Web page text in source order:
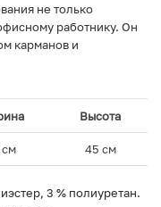
не только
работнику. Он
карманов и
Высота
см 45 см
3 % полиуретан.